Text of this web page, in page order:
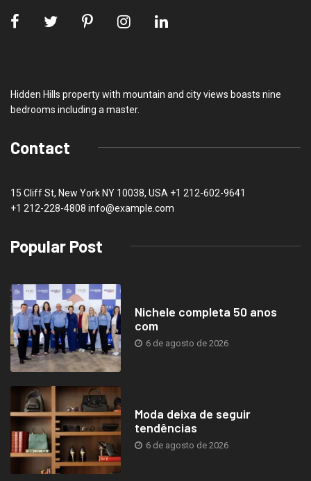
Hidden Hills property with mountain and city views boasts nine
bedrooms including a master.
Contact
15 Cliff St, New York NY 10038, USA +1 212-602-9641
+1 212-228-4808 info@example.com
Popular Post
Nichele completa 50 anos
com
6 de agosto de 2026
Moda deixa de seguir
tendências
6 de agosto de 2026